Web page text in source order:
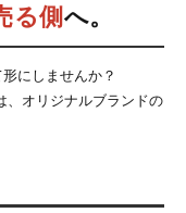
る側へ。
にしませんか？
、オリジナルブランドの